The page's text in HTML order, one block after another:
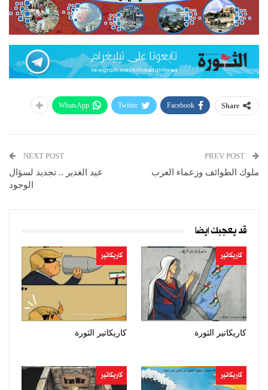
Share
Facebook
Twitter
WhatsApp
ملوك الطوائف وزعماء العرب
NEXT POST
عيد الغدير .. تجديد لسؤال
الوجود
قد يعجبك ايضا
كاريكاتير
كاريكاتير الثورة
كاريكاتير
كاريكاتير الثورة
كاريكاتير كاريكاتير